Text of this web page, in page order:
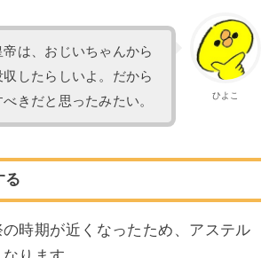
ひよこ
帝は、おじいちゃんから
したらしいよ。だから
きだと思ったみたい。
る
時期が近くなったため、アステル